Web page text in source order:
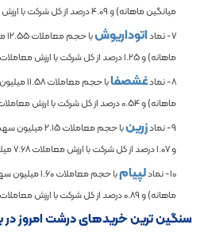
میانگین ماهانه) و4.09درصد از کل شرکت با
7- نماد
اتوداریوشبا حجم معاملات12.55
ماهانه) و1.25درصد از کل شرکت با ارزش معاملات
8- نماد
غشصفابا حجم معاملات11.58
ماهانه) و0.54درصد از کل شرکت با ارزش
9- نماد
زرینبا حجم معاملات2.15میلیون
و1.07درصد از کل شرکت با ارزش معاملات7.68
10- نماد
لپیامبا حجم معاملات1.60میلیون
ماهانه) و0.89درصد از کل شرکت با ارزش معاملات
سنگین ترین خریدهای درشت امروز در بازار بورس